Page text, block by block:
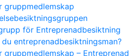
gruppmedlemskap
för Entreprenadbesiktning
entreprenadbesiktningsman?
gruppmedlemskap – Entreprenad